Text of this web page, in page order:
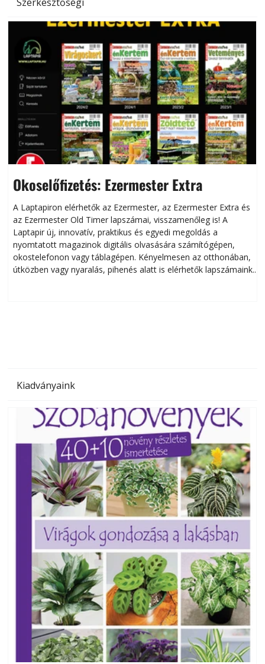
Okoselőfizetés: Ezermester Extra
A Laptapiron elérhetők az Ezermester, az Ezermester Extra és
az Ezermester Old Timer lapszámai, visszamenőleg is! A
Laptapir új, innovatív, praktikus és egyedi megoldás a
nyomtatott magazinok digitális olvasására számítógépen,
okostelefonon vagy táblagépen. Kényelmesen az otthonában,
útközben vagy nyaralás, pihenés alatt is elérhetők lapszámaink.
Kiadványaink